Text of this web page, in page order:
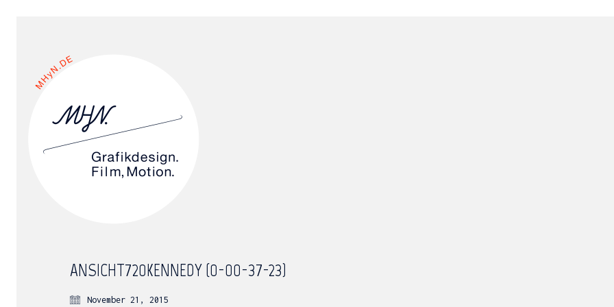
ANSICHT720KENNEDY (0-00-37-23)
November 21, 2015